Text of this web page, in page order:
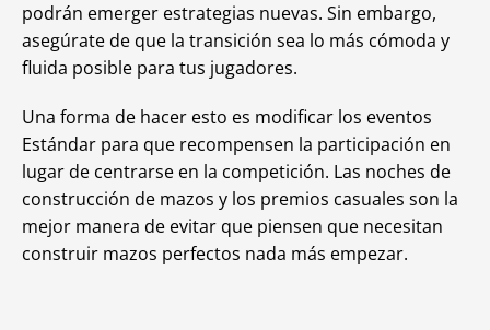
podrán emerger estrategias nuevas. Sin embargo,
asegúrate de que la transición sea lo más cómoda y
fluida posible para tus jugadores.
Una forma de hacer esto es modificar los eventos
Estándar para que recompensen la participación en
lugar de centrarse en la competición. Las noches de
construcción de mazos y los premios casuales son la
mejor manera de evitar que piensen que necesitan
construir mazos perfectos nada más empezar.